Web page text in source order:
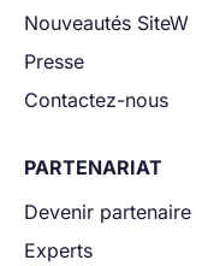
Nouveautés SiteW
Presse
Contactez-nous
PARTENARIAT
Devenir partenaire
Experts